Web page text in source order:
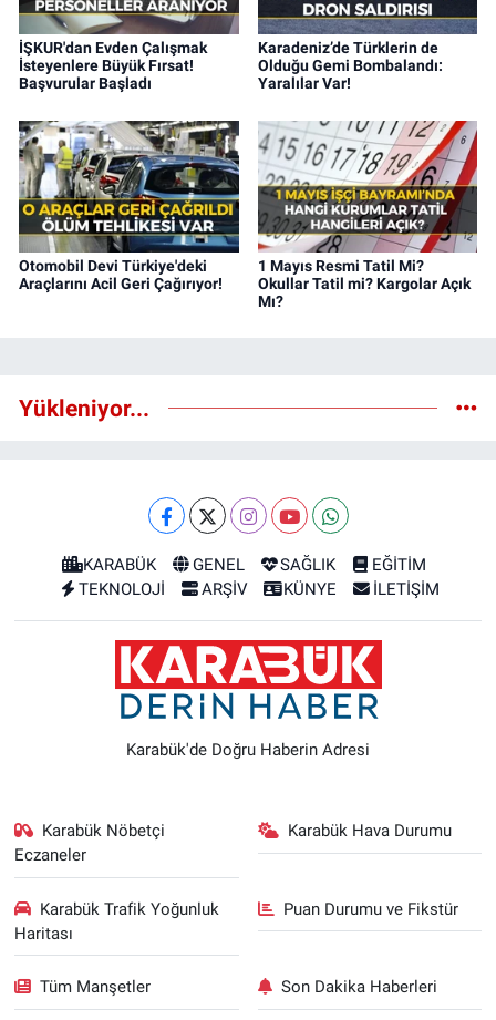
İŞKUR'dan Evden Çalışmak
İsteyenlere Büyük Fırsat!
Başvurular Başladı
Karadeniz’de Türklerin de
Olduğu Gemi Bombalandı:
Yaralılar Var!
Otomobil Devi Türkiye'deki
Araçlarını Acil Geri Çağırıyor!
1 Mayıs Resmi Tatil Mi?
Okullar Tatil mi? Kargolar Açık
Mı?
Yükleniyor...
KARABÜK GENEL SAĞLIK
EĞİTİM
TEKNOLOJİ
ARŞİV KÜNYE İLETİŞİM
Karabük'de Doğru Haberin Adresi
Karabük Nöbetçi
Eczaneler
Karabük Hava Durumu
Karabük Trafik Yoğunluk
Haritası
Puan Durumu ve Fikstür
Tüm Manşetler Son Dakika Haberleri